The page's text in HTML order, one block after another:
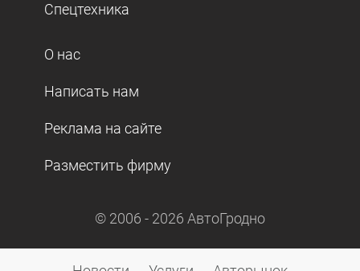
Спецтехника
О нас
Написать нам
Реклама на сайте
Разместить фирму
© 2006 - 2026 АвтоГродно